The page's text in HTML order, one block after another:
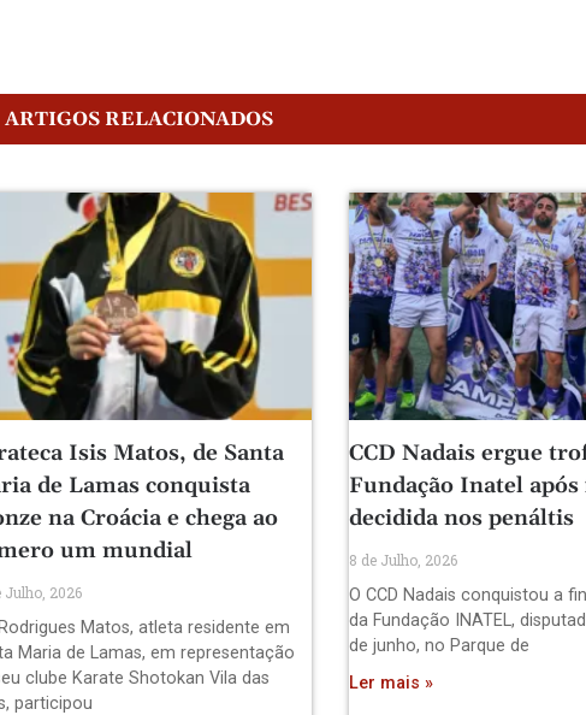
ARTIGOS RELACIONADOS
Isis Matos, de Santa
de Lamas conquista
na Croácia e chega ao
um mundial
Julho, 2026
Matos, atleta residente em
Maria de Lamas, em representação
clube Karate Shotokan Vila das
participou
CCD Nadais ergue
Fundação Inatel
decidida nos penáltis
8 de Julho, 2026
O CCD Nadais conquistou a
da Fundação INATEL,
de junho, no Parque de
Ler mais »